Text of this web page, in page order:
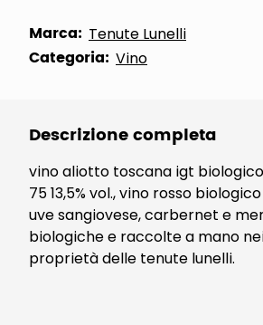
Marca: Tenute Lunelli
Categoria: Vino
Descrizione completa
vino aliotto toscana igt
75 13,5% vol., vino rosso
uve sangiovese, carbernet e
biologiche e raccolte a mano
proprietà delle tenute lunelli.